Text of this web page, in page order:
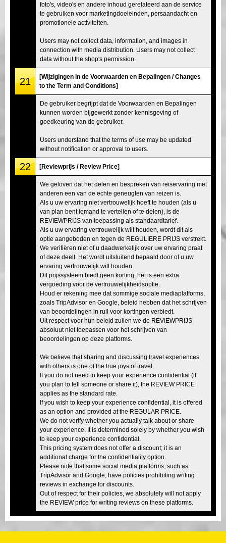
foto's, video's en andere inhoud gerelateerd aan de service
te gebruiken voor marketingdoeleinden, persaandacht en
promotionele activiteiten.
Users may not collect data, information, and images in
connection with media distribution. Users may not collect
data without the shop's permission.
21
[Wijzigingen in de Voorwaarden en Bepalingen / Changes
to the Term and Conditions]
De gebruiker begrijpt dat de Voorwaarden en Bepalingen
kunnen worden bijgewerkt zonder kennisgeving of
goedkeuring van de gebruiker.
Users understand that the terms of use may be updated
without notification or approval to users.
22 [Reviewprijs / Review Price]
We geloven dat het delen en bespreken van reiservaring met
anderen een van de echte geneugten van reizen is.
Als u uw ervaring niet vertrouwelijk hoeft te houden (als u
van plan bent iemand te vertellen of te delen), is de
REVIEWPRIJS van toepassing als standaardtarief.
Als u uw ervaring vertrouwelijk wilt houden, wordt dit als
optie aangeboden en tegen de REGULIERE PRIJS verstrekt.
We verifiëren niet of u daadwerkelijk over uw ervaring praat
of deze deelt. Het wordt uitsluitend bepaald door of u uw
ervaring vertrouwelijk wilt houden.
Dit prijssysteem biedt geen korting; het is een extra
vergoeding voor de vertrouwelijkheidsoptie.
Houd er rekening mee dat sommige sociale mediaplatforms,
zoals TripAdvisor en Google, beleid hebben dat het schrijven
van beoordelingen in ruil voor kortingen verbiedt.
Uit respect voor hun beleid zullen we de REVIEWPRIJS
absoluut niet toepassen voor het schrijven van
beoordelingen op deze platforms.
We believe that sharing and discussing travel experiences
with others is one of the true joys of travel.
If you do not need to keep your experience confidential (if
you plan to tell someone or share it), the REVIEW PRICE
applies as the standard rate.
If you wish to keep your experience confidential, it is offered
as an option and provided at the REGULAR PRICE.
We do not verify whether you actually talk about or share
your experience. It is determined solely by whether you wish
to keep your experience confidential.
This pricing system does not offer a discount; it is an
additional charge for the confidentiality option.
Please note that some social media platforms, such as
TripAdvisor and Google, have policies prohibiting writing
reviews in exchange for discounts.
Out of respect for their policies, we absolutely will not apply
the REVIEW price for writing reviews on these platforms.